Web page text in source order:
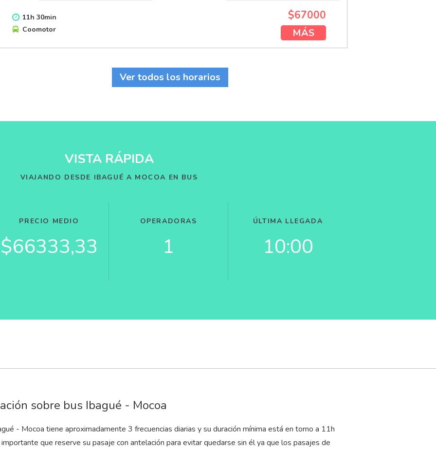
11h 30min
Coomotor
$67000
MÁS
Ver todos los horarios
VISTA RÁPIDA
VIAJANDO DESDE IBAGUÉ A MOCOA EN BUS
PRECIO MEDIO
$66333,33
OPERADORAS
1
ÚLTIMA LLEGADA
10:00
sobre bus Ibagué - Mocoa
- Mocoa tiene aproximadamente 3 frecuencias diarias y su duración mínima está en torno a 11h
importante que reserve su pasaje con antelación para evitar quedarse sin él ya que los pasajes de